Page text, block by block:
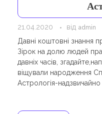
Бізнес допомога
21.04.2020 від admin
Давні коштовні знання
Зірок на долю людей
давніх часів,
віщували народження
Астрологія-